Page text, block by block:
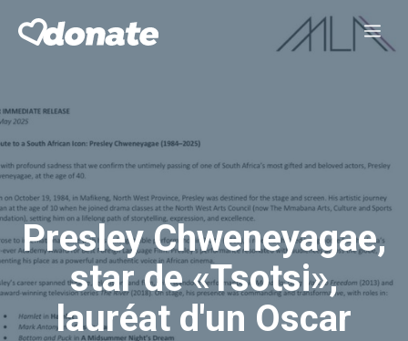
Presley Chweneyagae,
star de «Tsotsi»,
lauréat d'un Oscar